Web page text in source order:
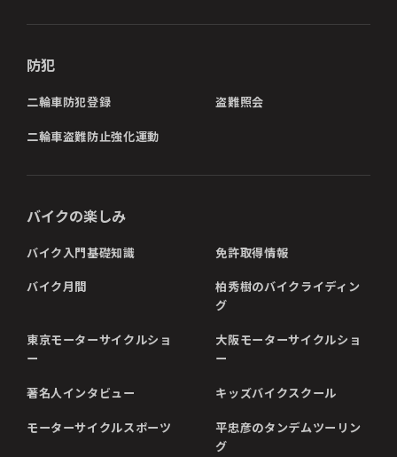
防犯
二輪車防犯登録 盗難照会
二輪車盗難防止強化運動
バイクの楽しみ
バイク入門基礎知識 免許取得情報
バイク月間
柏秀樹のバイクライディン
グ
東京モーターサイクルショ
ー
大阪モーターサイクルショ
ー
著名人インタビュー キッズバイクスクール
モーターサイクルスポーツ
平忠彦のタンデムツーリン
グ